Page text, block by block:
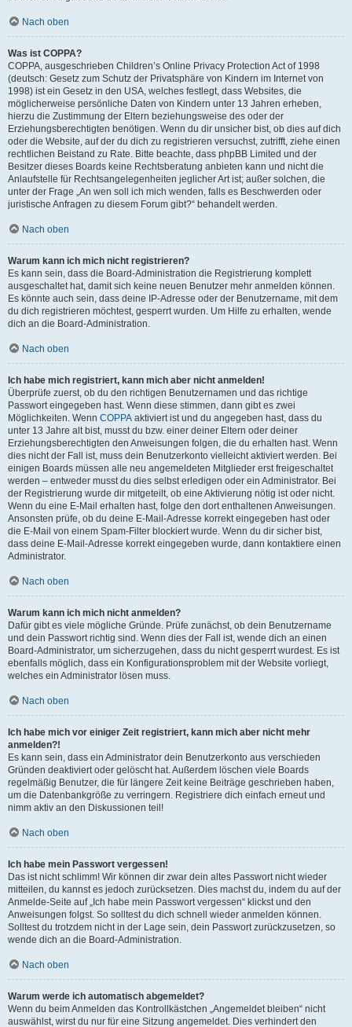
Nach oben
Was ist COPPA?
COPPA, ausgeschrieben Children’s Online Privacy Protection Act of 1998
(deutsch: Gesetz zum Schutz der Privatsphäre von Kindern im Internet von
1998) ist ein Gesetz in den USA, welches festlegt, dass Websites, die
möglicherweise persönliche Daten von Kindern unter 13 Jahren erheben,
hierzu die Zustimmung der Eltern beziehungsweise des oder der
Erziehungsberechtigten benötigen. Wenn du dir unsicher bist, ob dies auf dich
oder die Website, auf der du dich zu registrieren versuchst, zutrifft, ziehe einen
rechtlichen Beistand zu Rate. Bitte beachte, dass phpBB Limited und der
Besitzer dieses Boards keine Rechtsberatung anbieten kann und nicht die
Anlaufstelle für Rechtsangelegenheiten jeglicher Art ist; außer solchen, die
unter der Frage „An wen soll ich mich wenden, falls es Beschwerden oder
juristische Anfragen zu diesem Forum gibt?“ behandelt werden.
Nach oben
Warum kann ich mich nicht registrieren?
Es kann sein, dass die Board-Administration die Registrierung komplett
ausgeschaltet hat, damit sich keine neuen Benutzer mehr anmelden können.
Es könnte auch sein, dass deine IP-Adresse oder der Benutzername, mit dem
du dich registrieren möchtest, gesperrt wurden. Um Hilfe zu erhalten, wende
dich an die Board-Administration.
Nach oben
Ich habe mich registriert, kann mich aber nicht anmelden!
Überprüfe zuerst, ob du den richtigen Benutzernamen und das richtige
Passwort eingegeben hast. Wenn diese stimmen, dann gibt es zwei
Möglichkeiten. Wenn COPPA aktiviert ist und du angegeben hast, dass du
unter 13 Jahre alt bist, musst du bzw. einer deiner Eltern oder deiner
Erziehungsberechtigten den Anweisungen folgen, die du erhalten hast. Wenn
dies nicht der Fall ist, muss dein Benutzerkonto vielleicht aktiviert werden. Bei
einigen Boards müssen alle neu angemeldeten Mitglieder erst freigeschaltet
werden – entweder musst du dies selbst erledigen oder ein Administrator. Bei
der Registrierung wurde dir mitgeteilt, ob eine Aktivierung nötig ist oder nicht.
Wenn du eine E-Mail erhalten hast, folge den dort enthaltenen Anweisungen.
Ansonsten prüfe, ob du deine E-Mail-Adresse korrekt eingegeben hast oder
die E-Mail von einem Spam-Filter blockiert wurde. Wenn du dir sicher bist,
dass deine E-Mail-Adresse korrekt eingegeben wurde, dann kontaktiere einen
Administrator.
Nach oben
Warum kann ich mich nicht anmelden?
Dafür gibt es viele mögliche Gründe. Prüfe zunächst, ob dein Benutzername
und dein Passwort richtig sind. Wenn dies der Fall ist, wende dich an einen
Board-Administrator, um sicherzugehen, dass du nicht gesperrt wurdest. Es ist
ebenfalls möglich, dass ein Konfigurationsproblem mit der Website vorliegt,
welches ein Administrator lösen muss.
Nach oben
Ich habe mich vor einiger Zeit registriert, kann mich aber nicht mehr
anmelden?!
Es kann sein, dass ein Administrator dein Benutzerkonto aus verschieden
Gründen deaktiviert oder gelöscht hat. Außerdem löschen viele Boards
regelmäßig Benutzer, die für längere Zeit keine Beiträge geschrieben haben,
um die Datenbankgröße zu verringern. Registriere dich einfach erneut und
nimm aktiv an den Diskussionen teil!
Nach oben
Ich habe mein Passwort vergessen!
Das ist nicht schlimm! Wir können dir zwar dein altes Passwort nicht wieder
mitteilen, du kannst es jedoch zurücksetzen. Dies machst du, indem du auf der
Anmelde-Seite auf „Ich habe mein Passwort vergessen“ klickst und den
Anweisungen folgst. So solltest du dich schnell wieder anmelden können.
Solltest du trotzdem nicht in der Lage sein, dein Passwort zurückzusetzen, so
wende dich an die Board-Administration.
Nach oben
Warum werde ich automatisch abgemeldet?
Wenn du beim Anmelden das Kontrollkästchen „Angemeldet bleiben“ nicht
auswählst, wirst du nur für eine Sitzung angemeldet. Dies verhindert den